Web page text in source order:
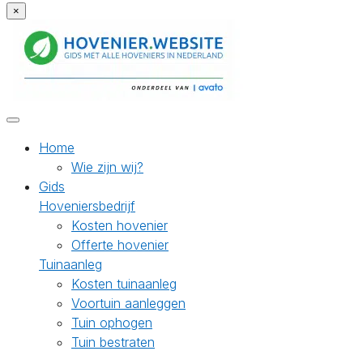
×
Home
Wie zijn wij?
Gids
Hoveniersbedrijf
Kosten hovenier
Offerte hovenier
Tuinaanleg
Kosten tuinaanleg
Voortuin aanleggen
Tuin ophogen
Tuin bestraten